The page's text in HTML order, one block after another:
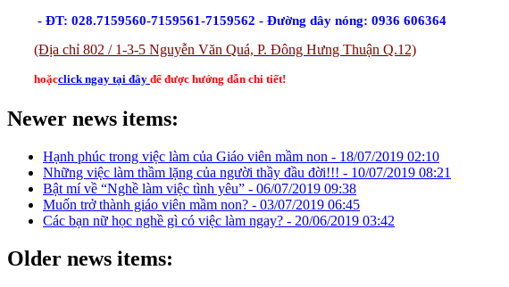
- ĐT: 028.7159560-7159561-7159562 - Đường dây nóng: 0936 606364
(Địa chỉ 802 / 1-3-5 Nguyễn Văn Quá, P. Đông Hưng Thuận Q.12)
hoặcclick ngay tại đây để được hướng dẫn chi tiết!
Newer news items:
Hạnh phúc trong việc làm của Giáo viên mầm non - 18/07/2019 02:10
Những việc làm thầm lặng của người thầy đầu đời!!! - 10/07/2019 08:21
Bật mí về “Nghề làm việc tình yêu” - 06/07/2019 09:38
Muốn trở thành giáo viên mầm non? - 03/07/2019 06:45
Các bạn nữ học nghề gì có việc làm ngay? - 20/06/2019 03:42
Older news items: